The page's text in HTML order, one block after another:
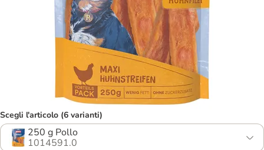
Scegli l'articolo (6 varianti)
250 g Pollo
1014591.0